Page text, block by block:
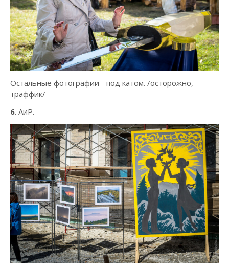
Остальные фотографии - под катом. /осторожно,
траффик/
6. АиР.